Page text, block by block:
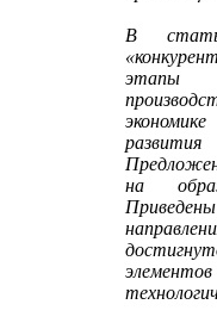
В
этапы
на